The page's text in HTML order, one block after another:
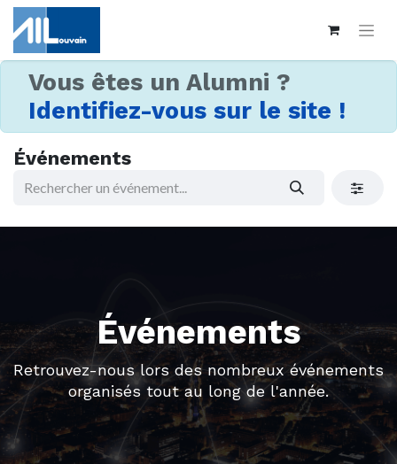
Vous êtes un Alumni ?
Identifiez-vous sur le site !
Événements
Événements
Retrouvez-nous lors des nombreux événements
organisés tout au long de l'année.